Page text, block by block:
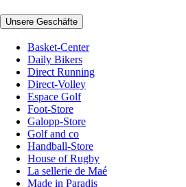
Unsere Geschäfte
Basket-Center
Daily Bikers
Direct Running
Direct-Volley
Espace Golf
Foot-Store
Galopp-Store
Golf and co
Handball-Store
House of Rugby
La sellerie de Maé
Made in Paradis